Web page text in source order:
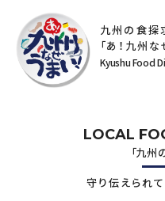
九州の食探
「あ！九州な
Kyushu Food
LOCAL
「九州
守り伝えられ